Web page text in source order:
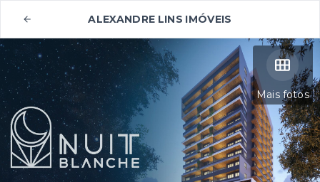
ALEXANDRE LINS IMÓVEIS
Mais fotos